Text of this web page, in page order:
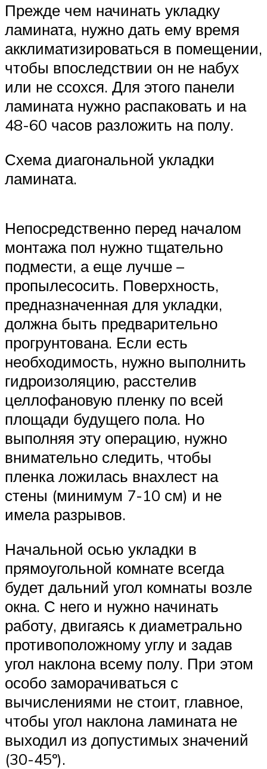
Прежде чем начинать укладку
ламината, нужно дать ему время
акклиматизироваться в помещении,
чтобы впоследствии он не набух
или не ссохся. Для этого панели
ламината нужно распаковать и на
48-60 часов разложить на полу.
Схема диагональной укладки
ламината.
Непосредственно перед началом
монтажа пол нужно тщательно
подмести, а еще лучше –
пропылесосить. Поверхность,
предназначенная для укладки,
должна быть предварительно
прогрунтована. Если есть
необходимость, нужно выполнить
гидроизоляцию, расстелив
целлофановую пленку по всей
площади будущего пола. Но
выполняя эту операцию, нужно
внимательно следить, чтобы
пленка ложилась внахлест на
стены (минимум 7-10 см) и не
имела разрывов.
Начальной осью укладки в
прямоугольной комнате всегда
будет дальний угол комнаты возле
окна. С него и нужно начинать
работу, двигаясь к диаметрально
противоположному углу и задав
угол наклона всему полу. При этом
особо заморачиваться с
вычислениями не стоит, главное,
чтобы угол наклона ламината не
выходил из допустимых значений
(30-45º).